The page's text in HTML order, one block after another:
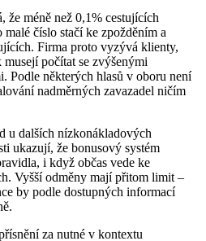
méně než 0,1% cestujících
číslo stačí ke zpožděním a
Firma proto vyzývá klienty,
počítat se zvýšenými
Podle některých hlasů v oboru není
nadměrných zavazadel ničím
u dalších nízkonákladových
ukazují, že bonusový systém
i když občas vede ke
Vyšší odměny mají přitom limit –
by podle dostupných informací
za nutné v kontextu